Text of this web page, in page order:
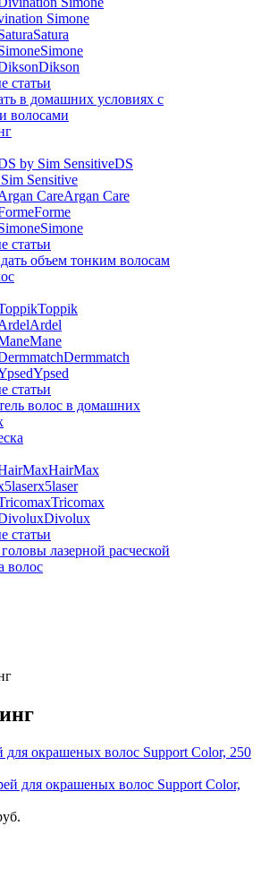
Simone
Satura
Simone
Dikson
статьи
в домашних условиях с
волосами
DS
Sensitive
Argan Care
Forme
Simone
статьи
объем тонким волосам
Toppik
Ardel
Mane
Dermmatch
Ypsed
статьи
волос в домашних
HairMax
x5laser
Tricomax
Divolux
статьи
лазерной расческой
волос
окрашеных волос Support Color, 250